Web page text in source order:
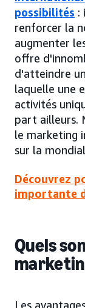
possibilités :
renforcer la
augmenter
offre
d'atteindre
laquelle une
activités
part ailleurs.
le marketing
sur la
Découvrez
importante
Quels
Les